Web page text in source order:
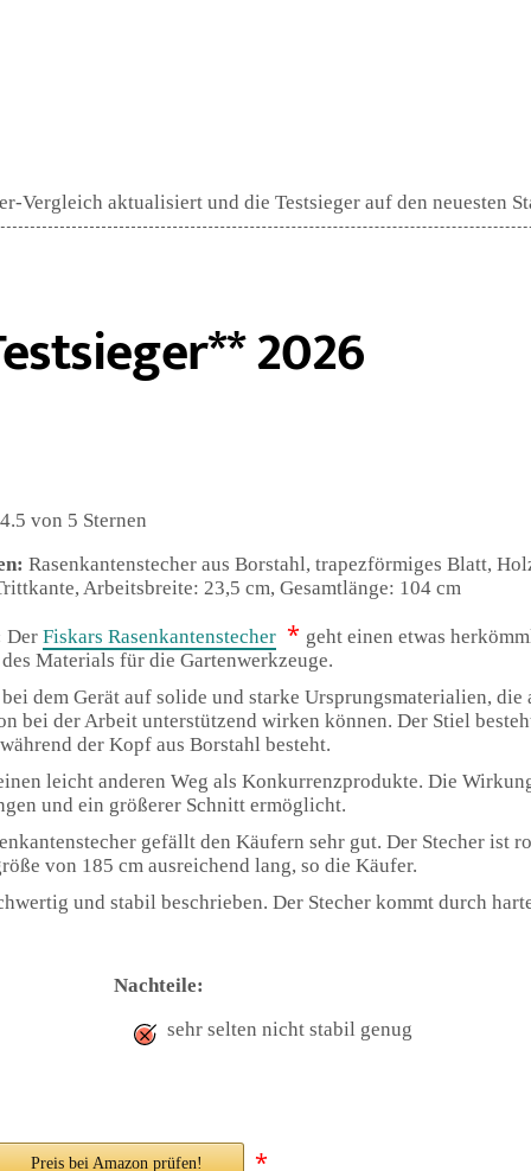
Vergleich aktualisiert und die Testsieger auf den neuesten
2026
4.5 von 5 Sternen
Rasenkantenstecher aus Borstahl, trapezförmiges Blatt,
Arbeitsbreite: 23,5 cm, Gesamtlänge: 104 cm
Der Fiskars Rasenkantenstecher * geht einen etwas
Materials für die Gartenwerkzeuge.
dem Gerät auf solide und starke Ursprungsmaterialien,
bei der Arbeit unterstützend wirken können. Der Stiel
der Kopf aus Borstahl besteht.
leicht anderen Weg als Konkurrenzprodukte. Die
und ein größerer Schnitt ermöglicht.
gefällt den Käufern sehr gut. Der Stecher ist
von 185 cm ausreichend lang, so die Käufer.
und stabil beschrieben. Der Stecher kommt durch
Nachteile:
sehr selten nicht stabil genug
Preis bei Amazon prüfen! *